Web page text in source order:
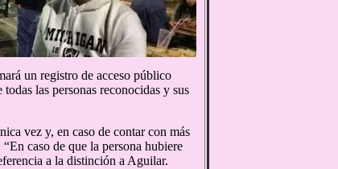
un registro de acceso público
las personas reconocidas y sus
vez y, en caso de contar con más
caso de que la persona hubiere
a la distinción a Aguilar.